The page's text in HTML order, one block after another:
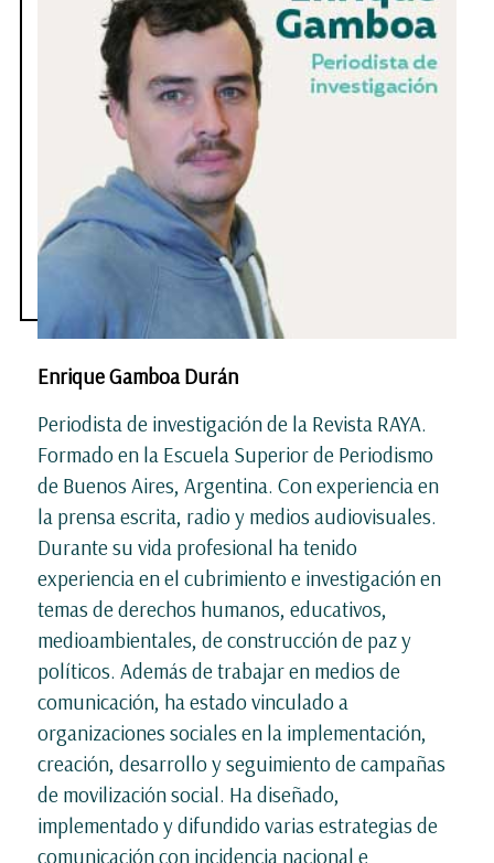
Enrique Gamboa Durán
Periodista de investigación de la Revista RAYA.
Formado en la Escuela Superior de Periodismo
de Buenos Aires, Argentina. Con experiencia en
la prensa escrita, radio y medios audiovisuales.
Durante su vida profesional ha tenido
experiencia en el cubrimiento e investigación en
temas de derechos humanos, educativos,
medioambientales, de construcción de paz y
políticos. Además de trabajar en medios de
comunicación, ha estado vinculado a
organizaciones sociales en la implementación,
creación, desarrollo y seguimiento de campañas
de movilización social. Ha diseñado,
implementado y difundido varias estrategias de
comunicación con incidencia nacional e